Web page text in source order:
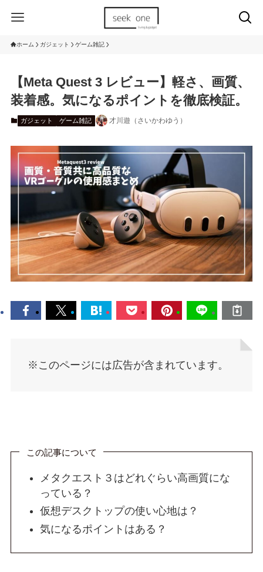
ホーム ガジェット ゲーム雑記
【Meta Quest 3 レビュー】軽さ、画質、
装着感。気になるポイントを徹底検証。
ガジェット ゲーム雑記 才川遊（さいかわゆう）
※このページには広告が含まれています。
この記事について
メタクエスト３はどれぐらい高画質にな
っている？
仮想デスクトップの使い心地は？
気になるポイントはある？